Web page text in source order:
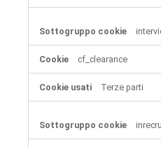
cf_clearance
Terze parti